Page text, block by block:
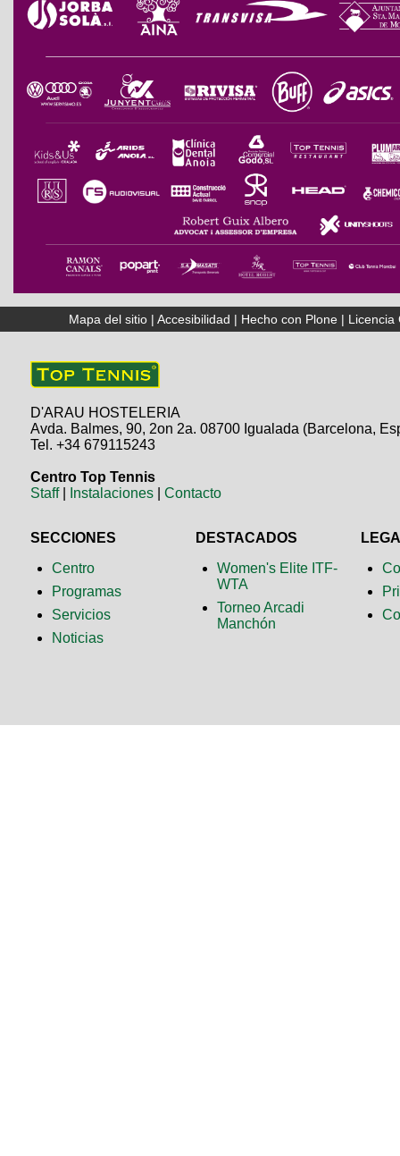
Mapa del sitio |Accesibilidad | Hecho con Plone | Licencia
D'ARAU HOSTELERIA
Avda. Balmes, 90, 2on 2a. 08700 Igualada (Barcelona,
Tel. +34 679115243
Centro Top Tennis
Staff| Instalaciones |Contacto
SECCIONES
Centro
Programas
Servicios
Noticias
DESTACADOS
Women's Elite ITF-
WTA
Torneo Arcadi
Manchón